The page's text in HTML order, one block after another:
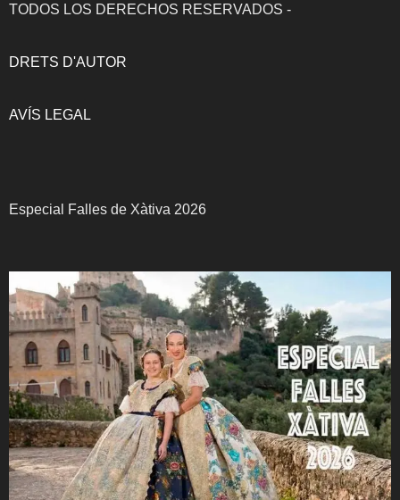
TODOS LOS DERECHOS RESERVADOS -
DRETS D'AUTOR
AVÍS LEGAL
Especial Falles de Xàtiva 2026